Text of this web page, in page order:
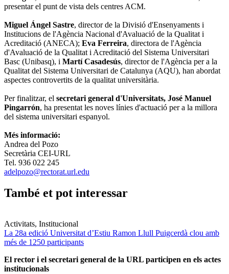
presentar el punt de vista dels centres ACM.
Miguel Ángel Sastre, director de la Divisió d'Ensenyaments i
Institucions de l'Agència Nacional d'Avaluació de la Qualitat i
Acreditació (ANECA); Eva Ferreira, directora de l'Agència
d'Avaluació de la Qualitat i Acreditació del Sistema Universitari
Basc (Unibasq), i Martí Casadesús, director de l'Agència per a la
Qualitat del Sistema Universitari de Catalunya (AQU), han abordat
aspectes controvertits de la qualitat universitària.
Per finalitzar, el secretari general d'Universitats, José Manuel
Pingarrón, ha presentat les noves línies d'actuació per a la millora
del sistema universitari espanyol.
Més informació:
Andrea del Pozo
Secretària CEI-URL
Tel. 936 022 245
adelpozo@rectorat.url.edu
També et pot interessar
Activitats, Institucional
La 28a edició Universitat d’Estiu Ramon Llull Puigcerdà clou amb
més de 1250 participants
El rector i el secretari general de la URL participen en els actes
institucionals